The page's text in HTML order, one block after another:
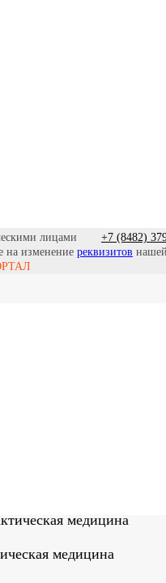
лицами
+7 (8482)
на изменениереквизитов
медицина
медицина